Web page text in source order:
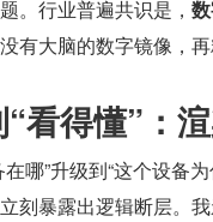
。行业普遍共识是，
有大脑的数字镜像，
看得懂”：
哪”升级到“这个设备
刻暴露出逻辑断层。